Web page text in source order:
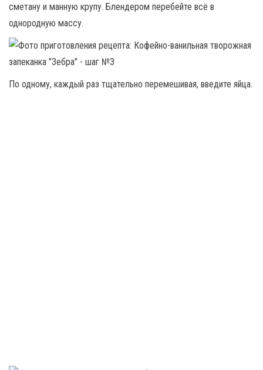
сметану и манную крупу. Блендером перебейте всё в
однородную массу.
По одному, каждый раз тщательно перемешивая, введите яйца.